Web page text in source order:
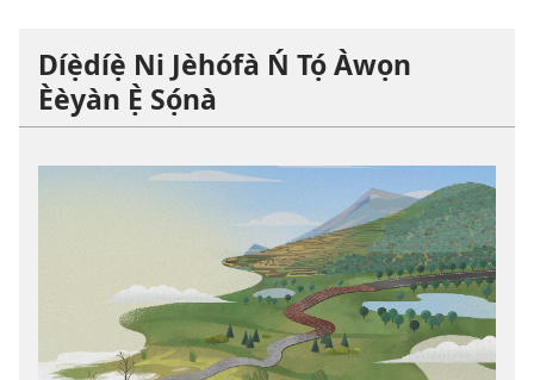
Díẹ̀díẹ̀ Ni Jèhófà Ń Tọ́ Àwọn
Èèyàn Ẹ̀ Sọ́nà